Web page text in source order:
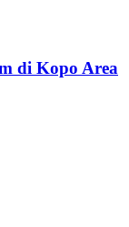
di Kopo Area